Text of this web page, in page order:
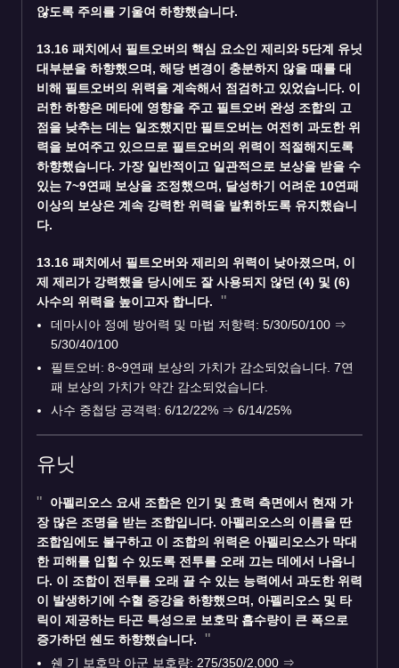
않도록 주의를 기울여 하향했습니다.
13.16 패치에서 필트오버의 핵심 요소인 제리와 5단계 유닛
대부분을 하향했으며, 해당 변경이 충분하지 않을 때를 대
비해 필트오버의 위력을 계속해서 점검하고 있었습니다. 이
러한 하향은 메타에 영향을 주고 필트오버 완성 조합의 고
점을 낮추는 데는 일조했지만 필트오버는 여전히 과도한 위
력을 보여주고 있으므로 필트오버의 위력이 적절해지도록
하향했습니다. 가장 일반적이고 일관적으로 보상을 받을 수
있는 7~9연패 보상을 조정했으며, 달성하기 어려운 10연패
이상의 보상은 계속 강력한 위력을 발휘하도록 유지했습니
다.
13.16 패치에서 필트오버와 제리의 위력이 낮아졌으며, 이
제 제리가 강력했을 당시에도 잘 사용되지 않던 (4) 및 (6)
사수의 위력을 높이고자 합니다.
데마시아 정예 방어력 및 마법 저항력: 5/30/50/100 ⇒
5/30/40/100
필트오버: 8~9연패 보상의 가치가 감소되었습니다. 7연
패 보상의 가치가 약간 감소되었습니다.
사수 중첩당 공격력: 6/12/22% ⇒ 6/14/25%
유닛
아펠리오스 요새 조합은 인기 및 효력 측면에서 현재 가
장 많은 조명을 받는 조합입니다. 아펠리오스의 이름을 딴
조합임에도 불구하고 이 조합의 위력은 아펠리오스가 막대
한 피해를 입힐 수 있도록 전투를 오래 끄는 데에서 나옵니
다. 이 조합이 전투를 오래 끌 수 있는 능력에서 과도한 위력
이 발생하기에 수혈 증강을 하향했으며, 아펠리오스 및 타
릭이 제공하는 타곤 특성으로 보호막 흡수량이 큰 폭으로
증가하던 쉔도 하향했습니다.
쉔 기 보호막 아군 보호량: 275/350/2,000 ⇒